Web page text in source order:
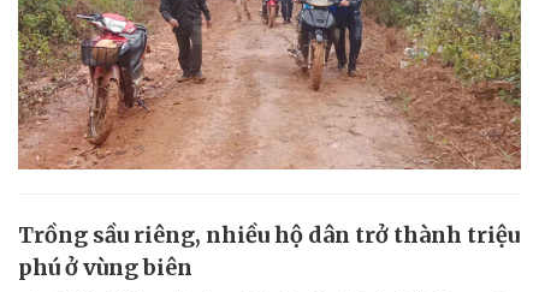
Trồng sầu riêng, nhiều hộ dân trở thành triệu
phú ở vùng biên